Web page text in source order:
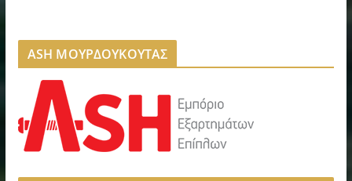
ASH ΜΟΥΡΔΟΥΚΟΥΤΑΣ